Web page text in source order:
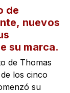
de
nuevos
su marca.
de Thomas
los cinco
su